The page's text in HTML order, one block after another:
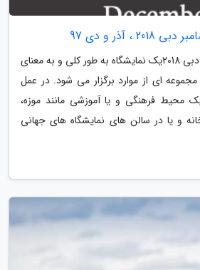
آذر و دی 97
نمایشگاه های ماه دسامبر دبی 2018یک نمایشگاه به طور کلی و به معنای
ای از موارد برگزار می شود. در عمل
محیط فرهنگی و یا آموزشی مانند موزه،
و یا در سالن های نمایشگاه های جهانی